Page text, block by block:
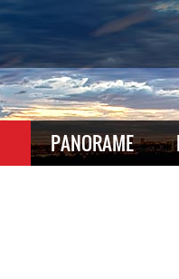
PANORAME